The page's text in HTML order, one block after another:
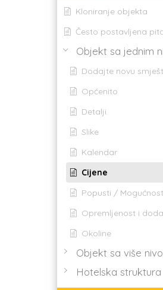
Kloniranje objekta
Često postavljena
Objekt sa jednim
Dodajte novu
Općenito
Detalji
Slike
Kalendar
Cijene
Popusti /
Opremljenost i
Okoline
Objekt sa više
Hotelska struktura